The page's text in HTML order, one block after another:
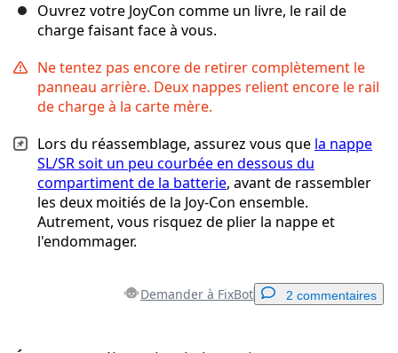
Ouvrez votre JoyCon comme un livre, le rail de
charge faisant face à vous.
Ne tentez pas encore de retirer complètement le
panneau arrière. Deux nappes relient encore le rail
de charge à la carte mère.
Lors du réassemblage, assurez vous que la nappe
SL/SR soit un peu courbée en dessous du
compartiment de la batterie, avant de rassembler
les deux moitiés de la Joy-Con ensemble.
Autrement, vous risquez de plier la nappe et
l'endommager.
Demander à FixBot 2 commentaires